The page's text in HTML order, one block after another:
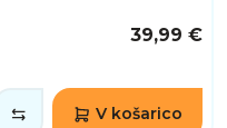
39,99 €
V košarico